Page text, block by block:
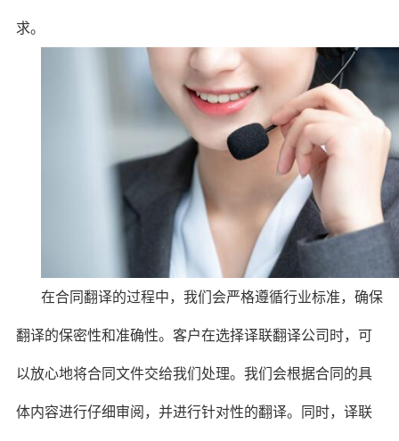
求。
在合同翻译的过程中，我们会严格遵循行业标准，确保
翻译的保密性和准确性。客户在选择译联翻译公司时，可
以放心地将合同文件交给我们处理。我们会根据合同的具
体内容进行仔细审阅，并进行针对性的翻译。同时，译联